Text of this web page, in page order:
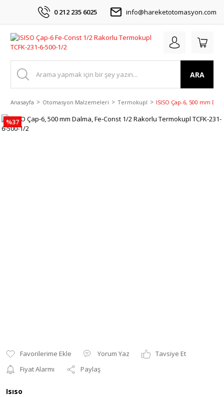
0 212 235 6025 info@hareketotomasyon.com
ARA
Anasayfa Otomasyon Malzemeleri Termokupl ISISO Çap-6, 500 mm
%37
Yorum Yaz
Tavsiye Et
Fiyat Alarmı
Paylaş
Isıso